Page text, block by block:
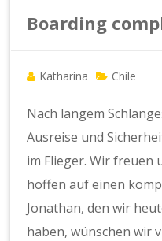
Boarding
Katharina Chile
Nach langem
Ausreise und
im Flieger. Wir freuen
hoffen auf einen
Jonathan, den wir
haben, wünschen wir